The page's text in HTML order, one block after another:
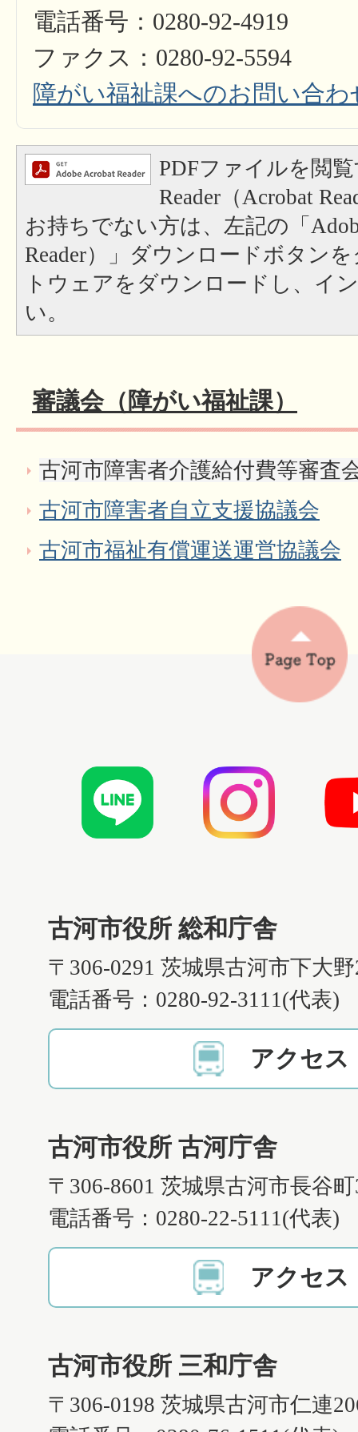
電話番号：0280-92-4919
ファクス：0280-92-5594
障がい福祉課へのお問い合わ
PDFファイルを閲
Reader（Acrobat
お持ちでない方は、左記の「
Reader）」ダウンロードボタン
トウェアをダウンロードし、イ
い。
審議会（障がい福祉課）
古河市障害者介護給付費等審査
古河市障害者自立支援協議会
古河市福祉有償運送運営協議会
古河市役所 総和庁舎
〒306-0291 茨城県古河市下大
電話番号：0280-92-3111(代表)
アクセス
古河市役所 古河庁舎
〒306-8601 茨城県古河市長谷
電話番号：0280-22-5111(代表)
アクセス
古河市役所 三和庁舎
〒306-0198 茨城県古河市仁連